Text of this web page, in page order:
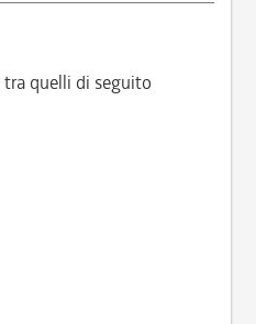
quelli di seguito